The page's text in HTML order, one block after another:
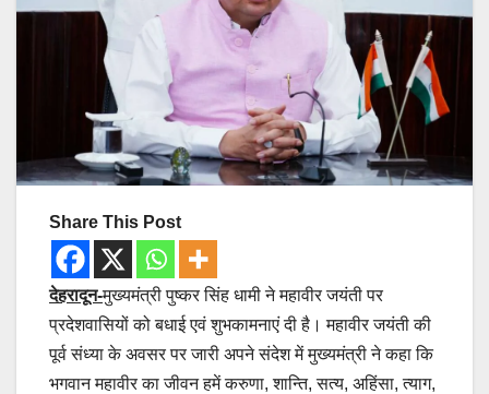
Share This Post
देहरादून-मुख्यमंत्री पुष्कर सिंह धामी ने महावीर जयंती पर
प्रदेशवासियों को बधाई एवं शुभकामनाएं दी है। महावीर जयंती की
पूर्व संध्या के अवसर पर जारी अपने संदेश में मुख्यमंत्री ने कहा कि
भगवान महावीर का जीवन हमें करुणा, शान्ति, सत्य, अहिंसा, त्याग,